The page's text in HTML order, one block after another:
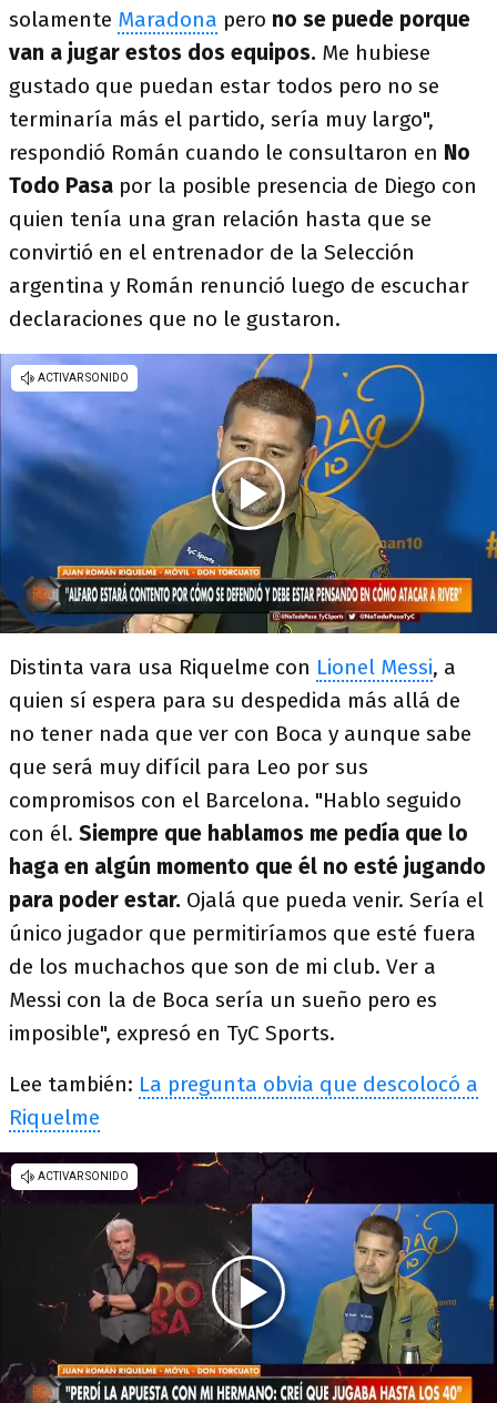
solamente Maradona pero no se puede porque
van a jugar estos dos equipos. Me hubiese
gustado que puedan estar todos pero no se
terminaría más el partido, sería muy largo",
respondió Román cuando le consultaron en No
Todo Pasa por la posible presencia de Diego con
quien tenía una gran relación hasta que se
convirtió en el entrenador de la Selección
argentina y Román renunció luego de escuchar
declaraciones que no le gustaron.
Distinta vara usa Riquelme con Lionel Messi, a
quien sí espera para su despedida más allá de
no tener nada que ver con Boca y aunque sabe
que será muy difícil para Leo por sus
compromisos con el Barcelona. "Hablo seguido
con él. Siempre que hablamos me pedía que lo
haga en algún momento que él no esté jugando
para poder estar. Ojalá que pueda venir. Sería el
único jugador que permitiríamos que esté fuera
de los muchachos que son de mi club. Ver a
Messi con la de Boca sería un sueño pero es
imposible", expresó en TyC Sports.
Lee también: La pregunta obvia que descolocó a
Riquelme